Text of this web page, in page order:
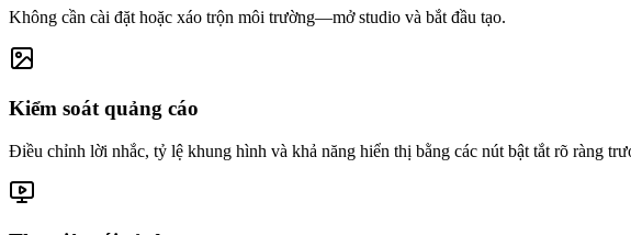
Không cần cài đặt hoặc xáo trộn môi trường—mở studio và bắt đầu tạo.
Kiểm soát quảng cáo
Điều chỉnh lời nhắc, tỷ lệ khung hình và khả năng hiển thị bằng các nút bật tắt rõ ràng